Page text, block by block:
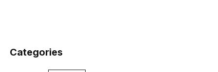
Categories